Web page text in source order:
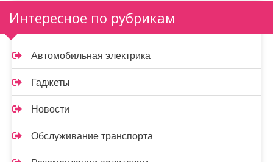
Интересное по рубрикам
Автомобильная электрика
Гаджеты
Новости
Обслуживание транспорта